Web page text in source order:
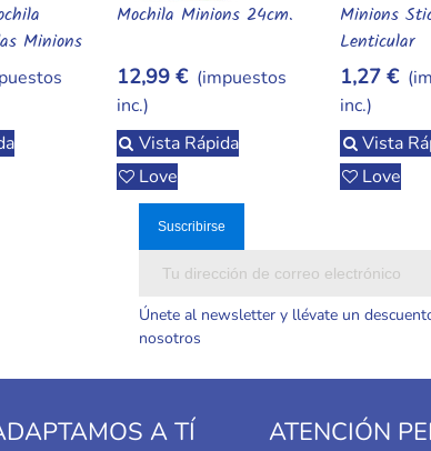
Minions
Azul 💛
Añadir Al Carrito
Mochila Minions 24cm.
12,99 € (impuestos
inc.)
Vista Rápida
Love
Añadir Al
Minions
Lenticular
1,27 €
inc.)
Vista
Love
Únete al newsletter y llévate un
nosotros
A TÍ ATENCIÓN